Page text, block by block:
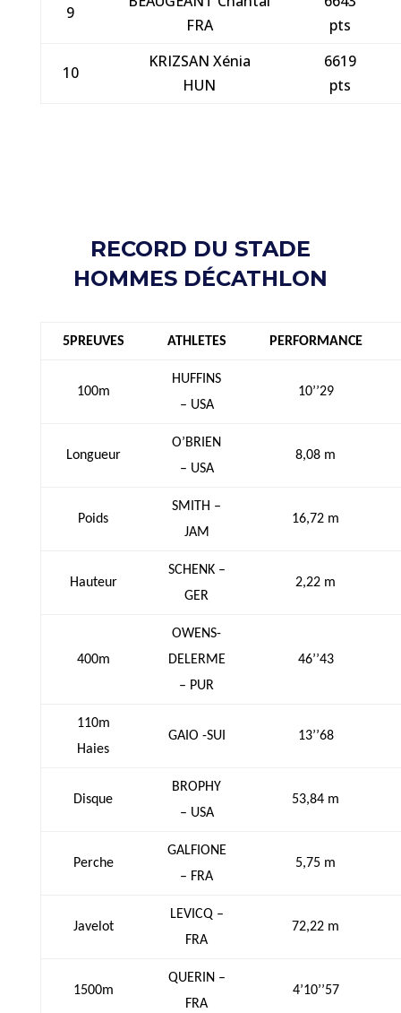
9
FRA
pts
10
KRIZSAN Xénia
HUN
6619
pts
RECORD DU STADE
HOMMES DÉCATHLON
5PREUVES ATHLETES PERFORMANCE
100m
HUFFINS
– USA
10’’29
Longueur
O’BRIEN
– USA
8,08 m
Poids
SMITH –
JAM
16,72 m
Hauteur
SCHENK –
GER
2,22 m
400m
OWENS-
DELERME
– PUR
46’’43
110m
Haies
GAIO -SUI 13’’68
Disque
BROPHY
– USA
53,84 m
Perche
GALFIONE
– FRA
5,75 m
Javelot
LEVICQ –
FRA
72,22 m
1500m
QUERIN –
FRA
4’10’’57